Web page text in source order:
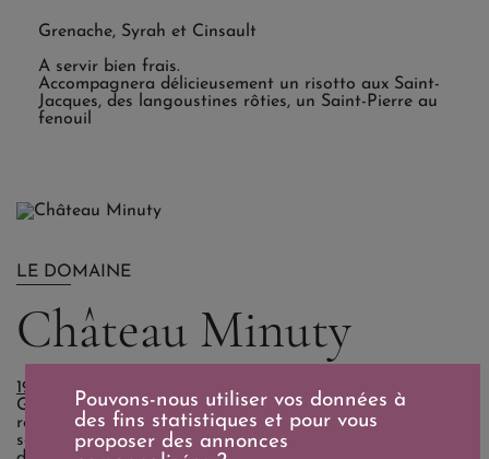
Grenache, Syrah et Cinsault
A servir bien frais.
Accompagnera délicieusement un risotto aux Saint-
Jacques, des langoustines rôties, un Saint-Pierre au
fenouil
LE DOMAINE
Château Minuty
1930 - La Naissance de Château Minuty : Gabriel Farnet
Gabriel Farnet a intégralement replanté le domaine et
redonné toute sa splendeur au Château Minuty, construit
sous Napoléon III, tout comme la petite chapelle qui
Pouvons-nous utiliser vos données à
des fins statistiques et pour vous
proposer des annonces